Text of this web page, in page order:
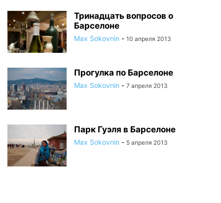
Тринадцать вопросов о
Барселоне
Max Sokovnin - 10 апреля 2013
Прогулка по Барселоне
Max Sokovnin - 7 апреля 2013
Парк Гуэля в Барселоне
Max Sokovnin - 5 апреля 2013